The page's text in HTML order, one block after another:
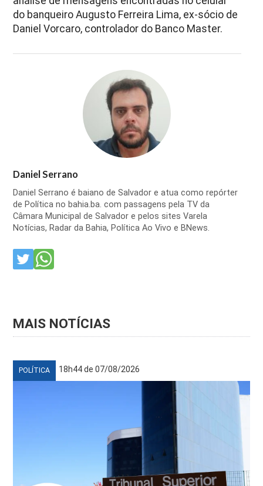
do banqueiro Augusto Ferreira Lima, ex-sócio de
Daniel Vorcaro, controlador do Banco Master.
Daniel Serrano
Daniel Serrano é baiano de Salvador e atua como repórter
de Política no bahia.ba. com passagens pela TV da
Câmara Municipal de Salvador e pelos sites Varela
Notícias, Radar da Bahia, Política Ao Vivo e BNews.
MAIS NOTÍCIAS
POLÍTICA 18h44 de 07/08/2026